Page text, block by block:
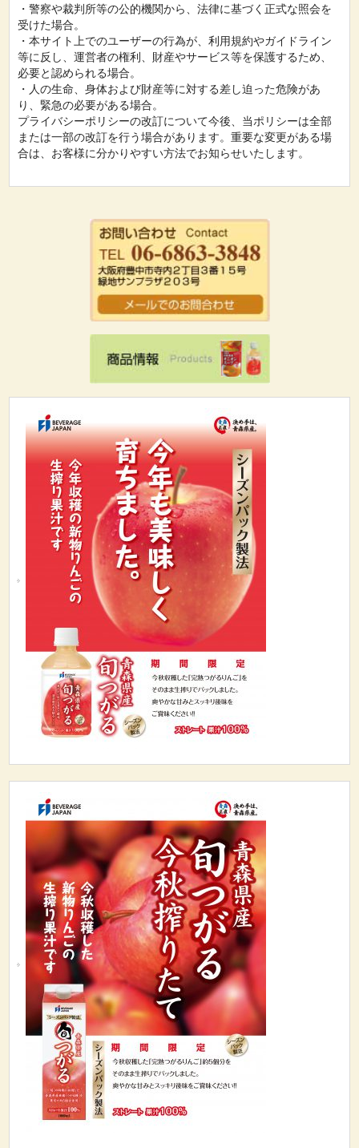
・警察や裁判所等の公的機関から、法律に基づく正式な照会を
受けた場合。
・本サイト上でのユーザーの行為が、利用規約やガイドライン
等に反し、運営者の権利、財産やサービス等を保護するため、
必要と認められる場合。
・人の生命、身体および財産等に対する差し迫った危険があ
り、緊急の必要がある場合。
プライバシーポリシーの改訂について今後、当ポリシーは全部
または一部の改訂を行う場合があります。重要な変更がある場
合は、お客様に分かりやすい方法でお知らせいたします。